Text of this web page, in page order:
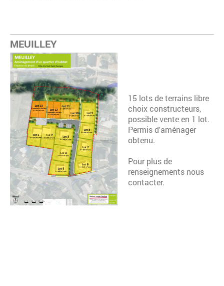
MEUILLEY
15 lots de terrains libre
choix constructeurs,
possible vente en 1 lot.
Permis d'aménager
obtenu.
Pour plus de
renseignements nous
contacter.